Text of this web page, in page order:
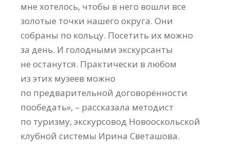
мне хотелось, чтобы в него вошли все
золотые точки нашего округа. Они
собраны по кольцу. Посетить их можно
за день. И голодными экскурсанты
не останутся. Практически в любом
из этих музеев можно
по предварительной договорённости
пообедать», – рассказала методист
по туризму, экскурсовод Новооскольской
клубной системы Ирина Светашова.